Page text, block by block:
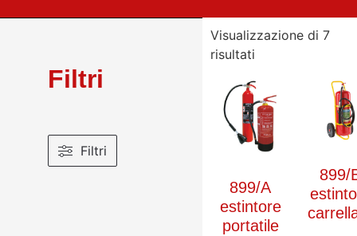
Filtri
Filtri
Visualizzazione di 7
risultati
899/A
estintore
portatile
899/